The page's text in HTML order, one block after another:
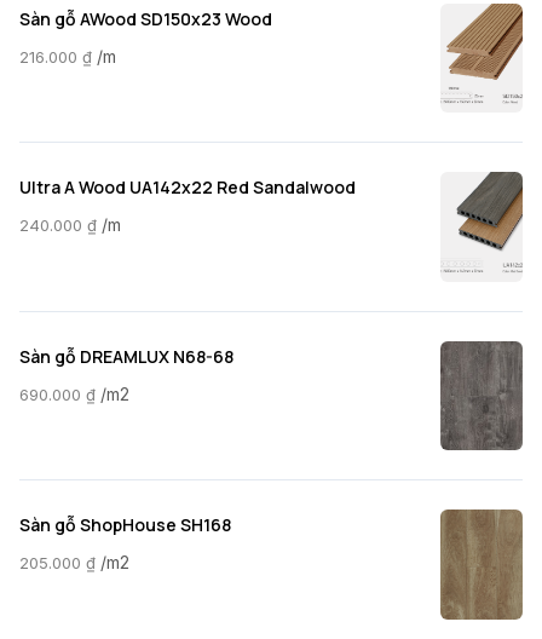
Sàn gỗ AWood SD150x23 Wood
216.000 ₫ /m
Ultra A Wood UA142x22 Red Sandalwood
240.000 ₫ /m
Sàn gỗ DREAMLUX N68-68
690.000 ₫ /m2
Sàn gỗ ShopHouse SH168
205.000 ₫ /m2